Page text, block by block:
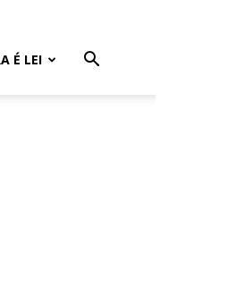
É LEI